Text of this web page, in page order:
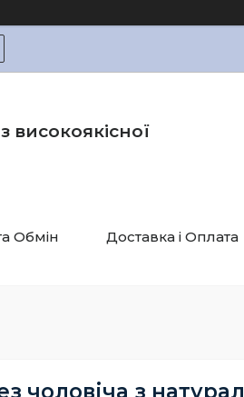
високоякісної
Обмін Доставка і Оплата
чоловіча з